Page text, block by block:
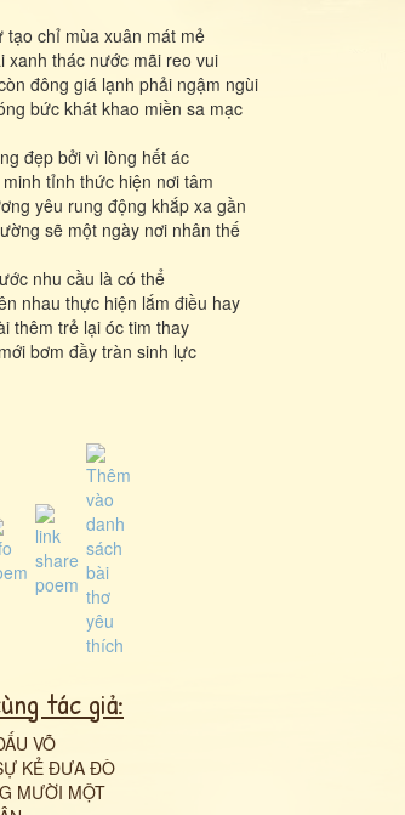
tạo chỉ mùa xuân mát mẻ
xanh thác nước mãi reo vui
đông giá lạnh phải ngậm ngùi
bức khát khao miền sa mạc
đẹp bởi vì lòng hết ác
minh tỉnh thức hiện nơi tâm
yêu rung động khắp xa gần
sẽ một ngày nơi nhân thế
nhu cầu là có thể
nhau thực hiện lắm điều hay
thêm trẻ lại óc tim thay
bơm đầy tràn sinh lực
tác giả:
VÕ
KẺ ĐƯA ĐÒ
MƯỜI MỘT